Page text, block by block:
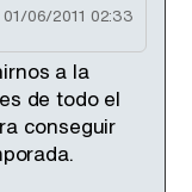
01/06/2011 02:33
a la
de todo el
conseguir